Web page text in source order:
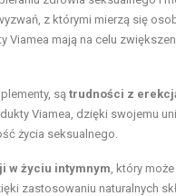
z którymi mierzą się
Viamea mają na celu
są trudności z
Viamea, dzięki swojemu
życia seksualnego.
w życiu intymnym , który
zastosowaniu naturalnych